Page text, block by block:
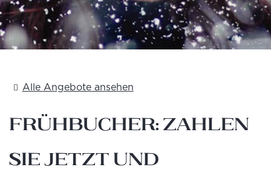
Alle Angebote ansehen
Frühbucher: Zahlen
Sie jetzt und